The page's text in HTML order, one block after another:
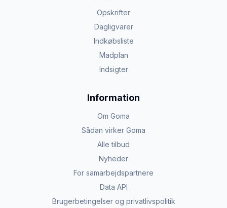
Opskrifter
Dagligvarer
Indkøbsliste
Madplan
Indsigter
Information
Om Goma
Sådan virker Goma
Alle tilbud
Nyheder
For samarbejdspartnere
Data API
Brugerbetingelser og privatlivspolitik